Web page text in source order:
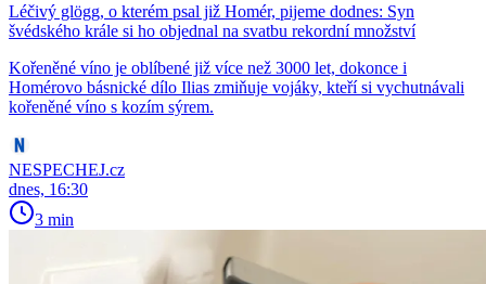
Léčivý glögg, o kterém psal již Homér, pijeme dodnes: Syn
švédského krále si ho objednal na svatbu rekordní množství
Kořeněné víno je oblíbené již více než 3000 let, dokonce i
Homérovo básnické dílo Ilias zmiňuje vojáky, kteří si vychutnávali
kořeněné víno s kozím sýrem.
NESPECHEJ.cz
dnes, 16:30
3 min